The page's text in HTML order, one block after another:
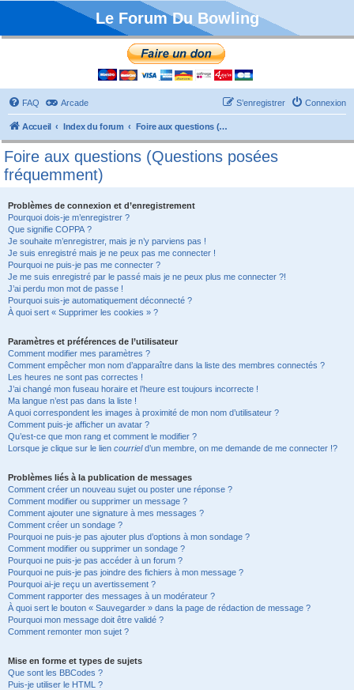
Le Forum Du Bowling
FAQ Arcade Connexion
S’enregistrer
Accueil Index du forum Foire aux questions (Questions posées fréquemment)
Foire aux questions (Questions posées
fréquemment)
Problèmes de connexion et d’enregistrement
Pourquoi dois-je m’enregistrer ?
Que signifie COPPA ?
Je souhaite m’enregistrer, mais je n’y parviens pas !
Je suis enregistré mais je ne peux pas me connecter !
Pourquoi ne puis-je pas me connecter ?
Je me suis enregistré par le passé mais je ne peux plus me connecter ?!
J’ai perdu mon mot de passe !
Pourquoi suis-je automatiquement déconnecté ?
À quoi sert « Supprimer les cookies » ?
Paramètres et préférences de l’utilisateur
Comment modifier mes paramètres ?
Comment empêcher mon nom d’apparaître dans la liste des membres connectés ?
Les heures ne sont pas correctes !
J’ai changé mon fuseau horaire et l’heure est toujours incorrecte !
Ma langue n’est pas dans la liste !
A quoi correspondent les images à proximité de mon nom d’utilisateur ?
Comment puis-je afficher un avatar ?
Qu’est-ce que mon rang et comment le modifier ?
Lorsque je clique sur le lien courrield’un membre, on me demande de me connecter !?
Problèmes liés à la publication de messages
Comment créer un nouveau sujet ou poster une réponse ?
Comment modifier ou supprimer un message ?
Comment ajouter une signature à mes messages ?
Comment créer un sondage ?
Pourquoi ne puis-je pas ajouter plus d’options à mon sondage ?
Comment modifier ou supprimer un sondage ?
Pourquoi ne puis-je pas accéder à un forum ?
Pourquoi ne puis-je pas joindre des fichiers à mon message ?
Pourquoi ai-je reçu un avertissement ?
Comment rapporter des messages à un modérateur ?
À quoi sert le bouton « Sauvegarder » dans la page de rédaction de message ?
Pourquoi mon message doit être validé ?
Comment remonter mon sujet ?
Mise en forme et types de sujets
Que sont les BBCodes ?
Puis-je utiliser le HTML ?